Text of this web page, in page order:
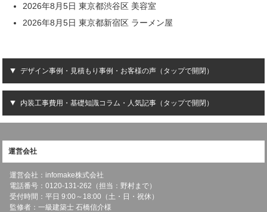
2026年8月5日 東京都渋谷区 美容室
2026年8月5日 東京都新宿区 ラーメン屋
デザイン事例・見積もり事例・お客様の声（タップで開閉）
内装工事費用・基礎知識コラム・人気記事（タップで開閉）
運営会社
運営会社：infomake株式会社
電話番号：0120-131-262（担当：野村まで）
受付時間：平日 9:00～18:00（土・日・祝休）
監修者：一級建築士 石橋信介様